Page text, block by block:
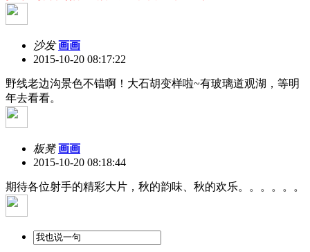
沙发 画画
2015-10-20 08:17:22
野线老边沟景色不错啊！大石胡变样啦~有玻璃道观湖，等明
年去看看。
板凳 画画
2015-10-20 08:18:44
期待各位射手的精彩大片，秋的韵味、秋的欢乐。。。。。。